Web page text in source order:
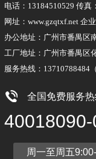
电话：13184510529 传真
网址：www.gzqtxf.net 企
办公地址：广州市番禺区
工厂地址：广州市番禺区
服务热线：13710788484
全国免费服务
周一至周五